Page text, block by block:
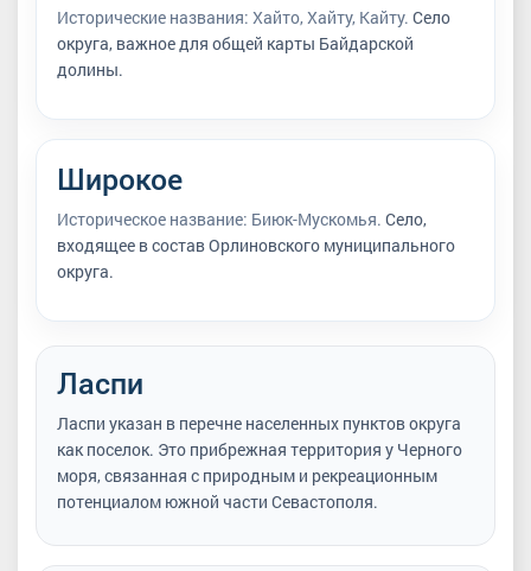
Исторические названия: Хайто, Хайту, Кайту. Село
округа, важное для общей карты Байдарской
долины.
Широкое
Историческое название: Биюк-Мускомья. Село,
входящее в состав Орлиновского муниципального
округа.
Ласпи
Ласпи указан в перечне населенных пунктов округа
как поселок. Это прибрежная территория у Черного
моря, связанная с природным и рекреационным
потенциалом южной части Севастополя.